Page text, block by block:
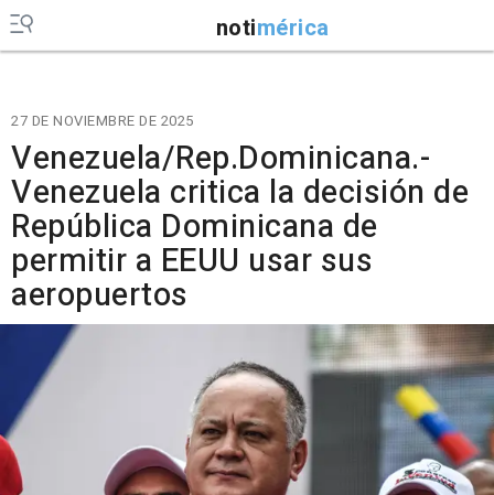
notimérica
27 DE NOVIEMBRE DE 2025
Venezuela/Rep.Dominicana.-
Venezuela critica la decisión de
República Dominicana de
permitir a EEUU usar sus
aeropuertos